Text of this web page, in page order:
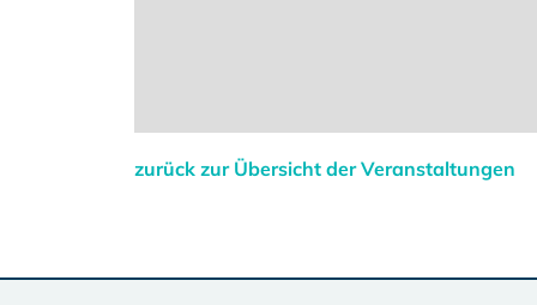
zurück zur Übersicht der Veranstaltungen